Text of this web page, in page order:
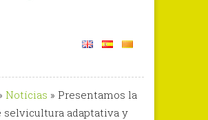
Notícias » Presentamos la
selvicultura adaptativa y